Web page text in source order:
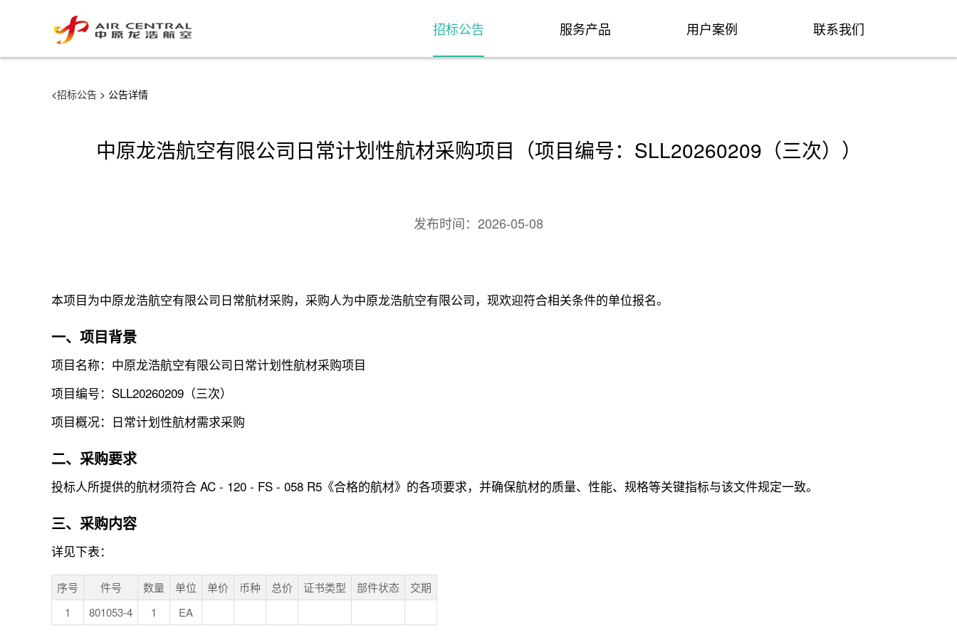
招标公告 服务产品 用户案例 联系我们
<招标公告 > 公告详情
中原龙浩航空有限公司日常计划性航材采购项目（项目编号：SLL20260209（三次））
发布时间： 2026-05-08
本项目为中原龙浩航空有限公司日常航材采购，采购人为中原龙浩航空有限公司，现欢迎符合相关条件的单位报名。
一、项目背景
项目名称：中原龙浩航空有限公司日常计划性航材采购项目
项目编号：SLL20260209（三次）
项目概况：日常计划性航材需求采购
二、采购要求
投标人所提供的航材须符合 AC - 120 - FS - 058 R5《合格的航材》的各项要求，并确保航材的质量、性能、规格等关键指标与该文件规定一致。
三、采购内容
详见下表：
序号 件号 数量 单位 单价 币种 总价 证书类型 部件状态
交期
1
801053-4 1 EA